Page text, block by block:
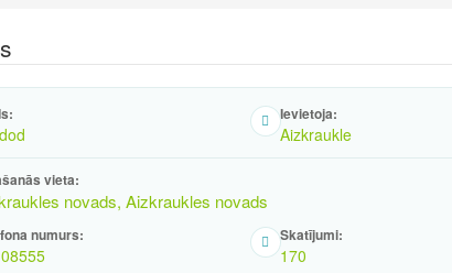
Ievietoja:
Aizkraukle
vieta:
novads, Aizkraukles novads
numurs: Skatījumi:
170